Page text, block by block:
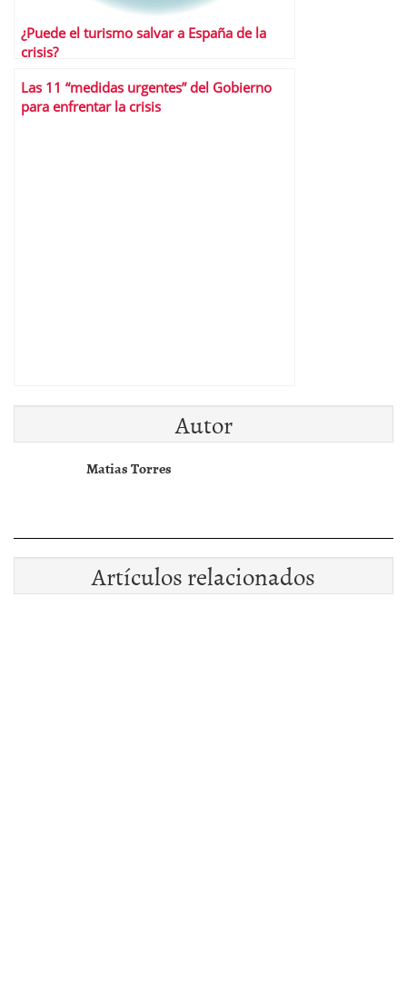
¿Puede el turismo salvar a España de la
crisis?
Las 11 “medidas urgentes” del Gobierno
para enfrentar la crisis
Autor
Matias Torres
Artículos relacionados